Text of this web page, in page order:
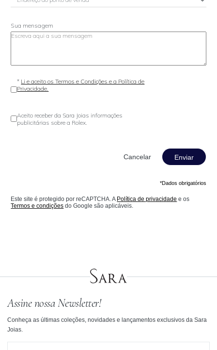
Sua mensagem
* Li e aceito os Termos e Condições e a Política de
Privacidade.
Aceito receber da Sara Joias informações
publicitárias sobre a Rolex.
Enviar
*Dados obrigatórios
Este site é protegido por reCAPTCHA. A Política de privacidade e os
Termos e condições do Google são aplicáveis.
Assine nossa Newsletter!
Conheça as últimas coleções, novidades e lançamentos exclusivos da Sara
Joias.